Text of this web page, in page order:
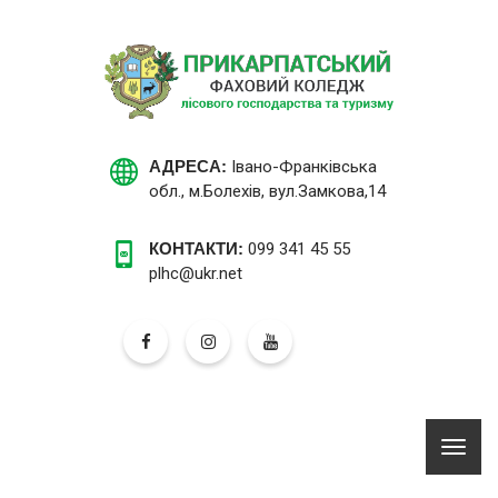
АДРЕСА: Івано-Франківська
обл., м.Болехів, вул.Замкова,14
КОНТАКТИ: 099 341 45 55
plhc@ukr.net